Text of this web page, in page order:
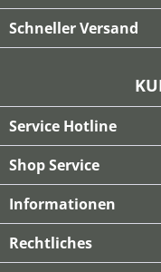
Schneller Versand
Service Hotline
Shop Service
Informationen
Rechtliches